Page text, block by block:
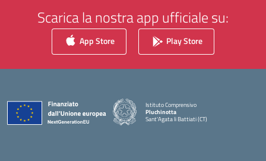
Scarica la nostra app ufficiale su:
App Store Play Store
Istituto Comprensivo
Pluchinotta
Sant'Agata li Battiati (CT)
— Visita la pagina iniziale della scuola